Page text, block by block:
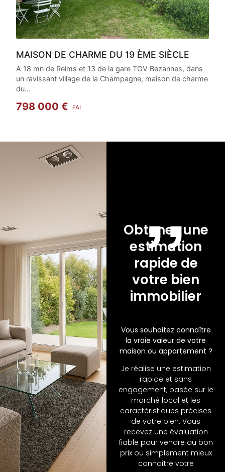
MAISON DE CHARME DU 19 ÈME SIÈCLE
A 18 mn de Reims et 13 de la gare TGV Bezannes, dans
un ravissant village de la Champagne, maison de charme
du...
798 000 € FAI
,,
Obtenez une
estimation
rapide de
votre bien
immobilier
Vous souhaitez connaître
la vraie valeur de votre
maison ou appartement ?
Je réalise une estimation
rapide et sans
engagement, basée sur le
marché local et les
caractéristiques précises
de votre bien. Vous
recevez une évaluation
fiable pour vendre au bon
prix ou simplement mieux
connaître votre